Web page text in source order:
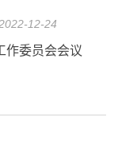
12-24
作委员会会议